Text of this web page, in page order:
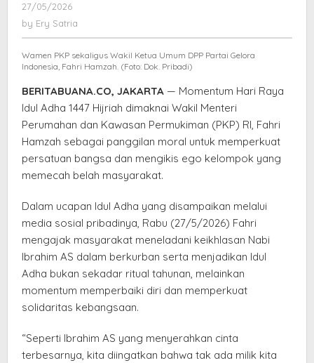
Persatuan
di
Idul
Adha
1447
H
27/05/2026
by Ery Satria
Wamen PKP sekaligus Wakil Ketua Umum DPP Partai Gelora
Indonesia, Fahri Hamzah. (Foto: Dok. Pribadi)
BERITABUANA.CO, JAKARTA — Momentum Hari Raya
Idul Adha 1447 Hijriah dimaknai Wakil Menteri
Perumahan dan Kawasan Permukiman (PKP) RI, Fahri
Hamzah sebagai panggilan moral untuk memperkuat
persatuan bangsa dan mengikis ego kelompok yang
memecah belah masyarakat.
Dalam ucapan Idul Adha yang disampaikan melalui
media sosial pribadinya, Rabu (27/5/2026) Fahri
mengajak masyarakat meneladani keikhlasan Nabi
Ibrahim AS dalam berkurban serta menjadikan Idul
Adha bukan sekadar ritual tahunan, melainkan
momentum memperbaiki diri dan memperkuat
solidaritas kebangsaan.
“Seperti Ibrahim AS yang menyerahkan cinta
terbesarnya, kita diingatkan bahwa tak ada milik kita